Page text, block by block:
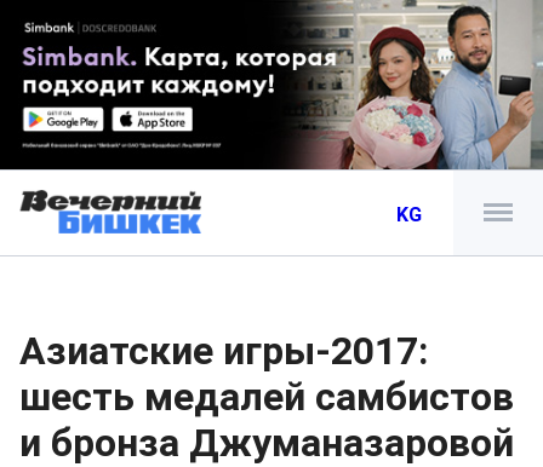
KG
Азиатские игры-2017:
шесть медалей самбистов
и бронза Джуманазаровой